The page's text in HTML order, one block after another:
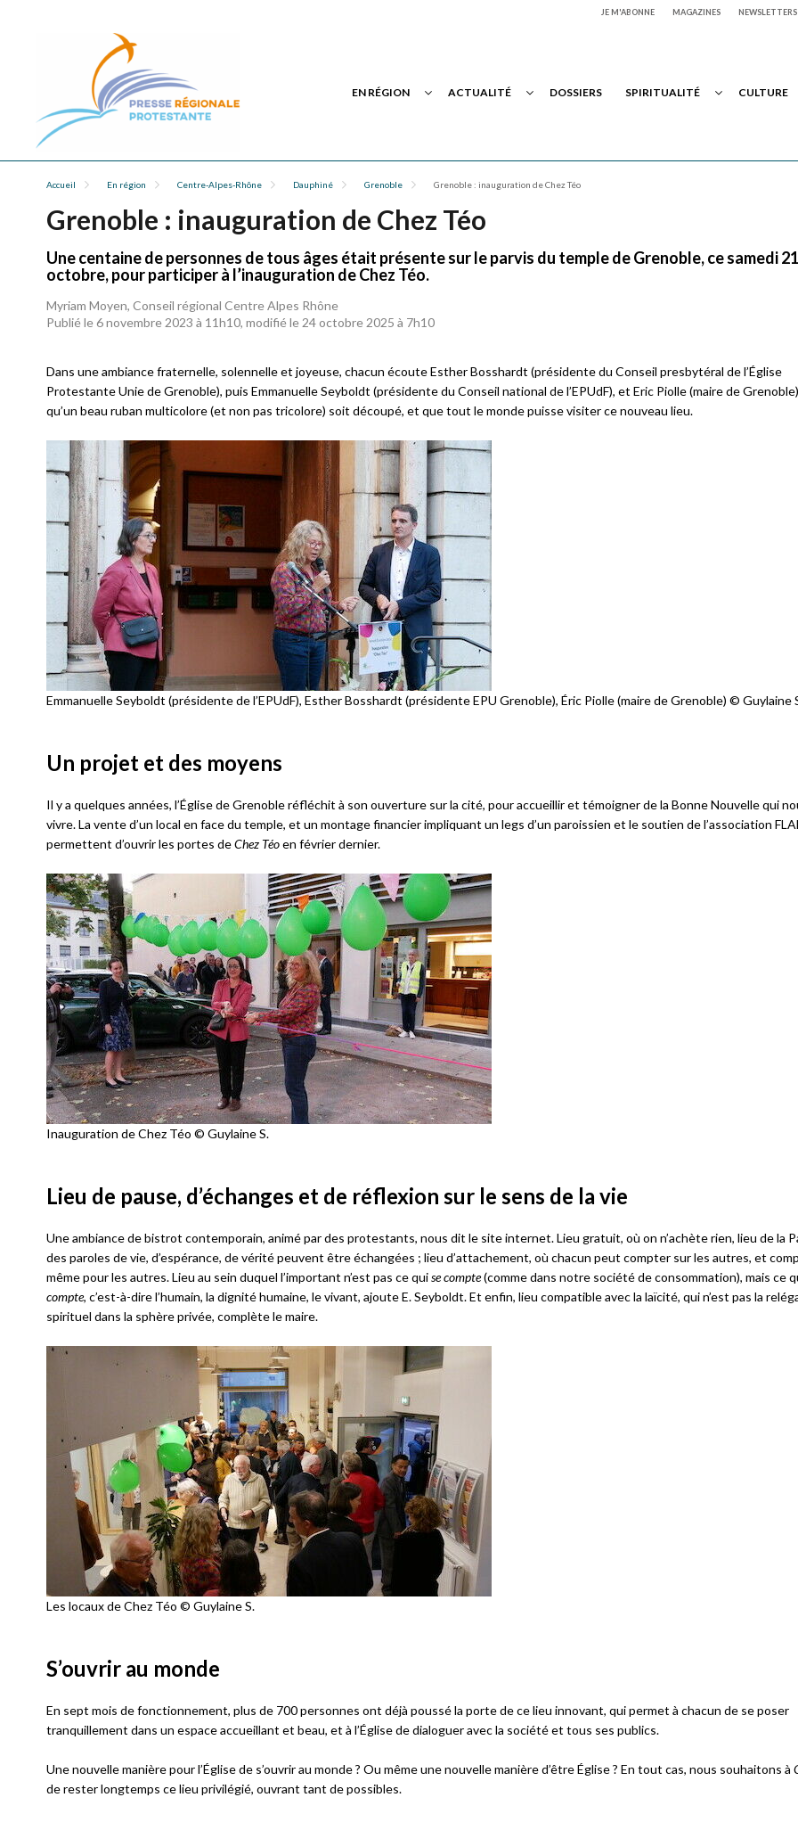
JE M'ABONNE MAGAZINES NEWSLETTERS
EN RÉGION ACTUALITÉ DOSSIERS SPIRITUALITÉ CULTURE
Accueil En région Centre-Alpes-Rhône Dauphiné Grenoble Grenoble : inauguration de Chez Téo
Grenoble : inauguration de Chez Téo
Une centaine de personnes de tous âges était présente sur le parvis du temple de Grenoble, ce samedi 21
octobre, pour participer à l’inauguration de Chez Téo.
Myriam Moyen, Conseil régional Centre Alpes Rhône
Publié le 6 novembre 2023 à 11h10, modifié le 24 octobre 2025 à 7h10
Dans une ambiance fraternelle, solennelle et joyeuse, chacun écoute Esther Bosshardt (présidente du Conseil presbytéral de l’Église
Protestante Unie de Grenoble), puis Emmanuelle Seyboldt (présidente du Conseil national de l’EPUdF), et Eric Piolle (maire de
qu’un beau ruban multicolore (et non pas tricolore) soit découpé, et que tout le monde puisse visiter ce nouveau lieu.
Emmanuelle Seyboldt (présidente de l’EPUdF), Esther Bosshardt (présidente EPU Grenoble), Éric Piolle (maire de Grenoble) © Guylaine
Un projet et des moyens
Il y a quelques années, l’Église de Grenoble réfléchit à son ouverture sur la cité, pour accueillir et témoigner de la Bonne Nouvelle qui
vivre. La vente d’un local en face du temple, et un montage financier impliquant un legs d’un paroissien et le soutien de l’association
permettent d’ouvrir les portes deChez Téoen février dernier.
Inauguration de Chez Téo © Guylaine S.
Lieu de pause, d’échanges et de réflexion sur le sens de la vie
Une ambiance de bistrot contemporain, animé par des protestants, nous dit le site internet. Lieu gratuit, où on n’achète rien, lieu de la
des paroles de vie, d’espérance, de vérité peuvent être échangées ; lieu d’attachement, où chacun peut compter sur les autres, et
même pour les autres. Lieu au sein duquel l’important n’est pas ce quise compte(comme dans notre société de consommation), mais ce
compte, c’est-à-dire l’humain, la dignité humaine, le vivant, ajoute E. Seyboldt. Et enfin, lieu compatible avec la laïcité, qui n’est pas la
spirituel dans la sphère privée, complète le maire.
Les locaux de Chez Téo © Guylaine S.
S’ouvrir au monde
En sept mois de fonctionnement, plus de 700 personnes ont déjà poussé la porte de ce lieu innovant, qui permet à chacun de se poser
tranquillement dans un espace accueillant et beau, et à l’Église de dialoguer avec la société et tous ses publics.
Une nouvelle manière pour l’Église de s’ouvrir au monde ? Ou même une nouvelle manière d’être Église ? En tout cas, nous souhaitons à
de rester longtemps ce lieu privilégié, ouvrant tant de possibles.